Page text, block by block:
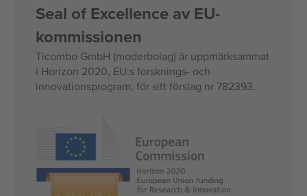
Seal of Excellence av EU-
kommissionen
Ticombo GmbH (moderbolag) är uppmärksammat
i Horizon 2020, EU:s forsknings- och
innovationsprogram, för sitt förslag nr 782393.